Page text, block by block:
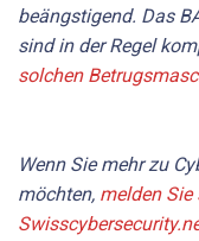
beängstigend. Das
sind in der Regel
solchen
Wenn Sie mehr zu
möchten, melden